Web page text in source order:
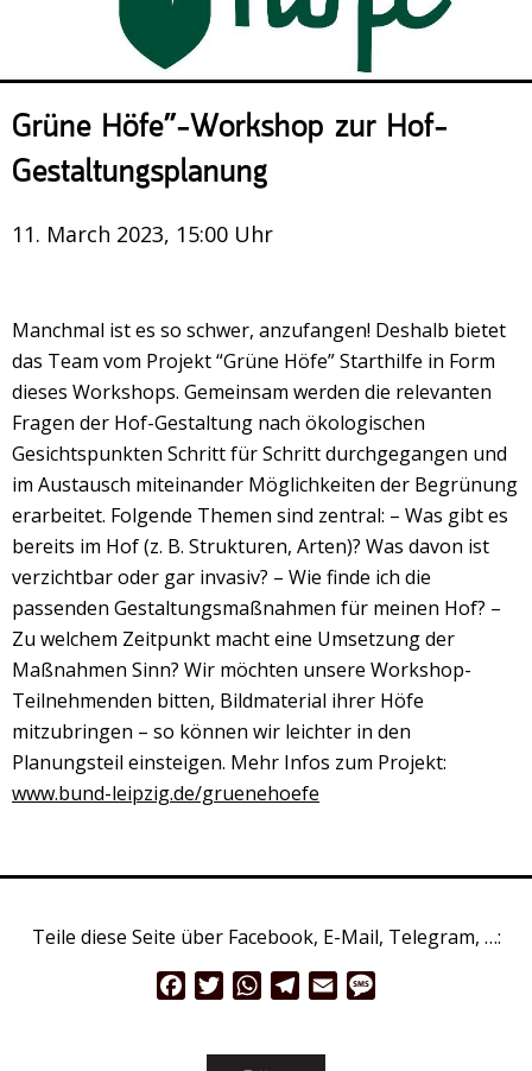
Veranstaltungsrückblick
Kontakt und Anfahrt
Räume mieten
#4696 (no title)
Presse/Newsletter
Grüne Höfe”-Workshop zur Hof-
Gestaltungsplanung
11. March 2023, 15:00 Uhr
Manchmal ist es so schwer, anzufangen! Deshalb bietet
das Team vom Projekt “Grüne Höfe” Starthilfe in Form
dieses Workshops. Gemeinsam werden die relevanten
Fragen der Hof-Gestaltung nach ökologischen
Gesichtspunkten Schritt für Schritt durchgegangen und
im Austausch miteinander Möglichkeiten der Begrünung
erarbeitet. Folgende Themen sind zentral: – Was gibt es
bereits im Hof (z. B. Strukturen, Arten)? Was davon ist
verzichtbar oder gar invasiv? – Wie finde ich die
passenden Gestaltungsmaßnahmen für meinen Hof? –
Zu welchem Zeitpunkt macht eine Umsetzung der
Maßnahmen Sinn? Wir möchten unsere Workshop-
Teilnehmenden bitten, Bildmaterial ihrer Höfe
mitzubringen – so können wir leichter in den
Planungsteil einsteigen. Mehr Infos zum Projekt:
www.bund-leipzig.de/gruenehoefe
Teile diese Seite über Facebook, E-Mail, Telegram, …:
FacebookTwitterWhatsApp
Telegram
Email